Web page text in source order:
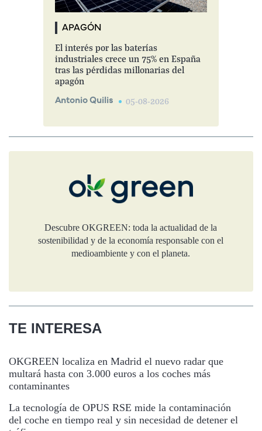
APAGÓN
El interés por las baterías
industriales crece un 75% en España
tras las pérdidas millonarias del
apagón
Antonio Quilis 05-08-2026
Descubre OKGREEN: toda la actualidad de la
sostenibilidad y de la economía responsable con el
medioambiente y con el planeta.
TE INTERESA
OKGREEN localiza en Madrid el nuevo radar que
multará hasta con 3.000 euros a los coches más
contaminantes
La tecnología de OPUS RSE mide la contaminación
del coche en tiempo real y sin necesidad de detener el